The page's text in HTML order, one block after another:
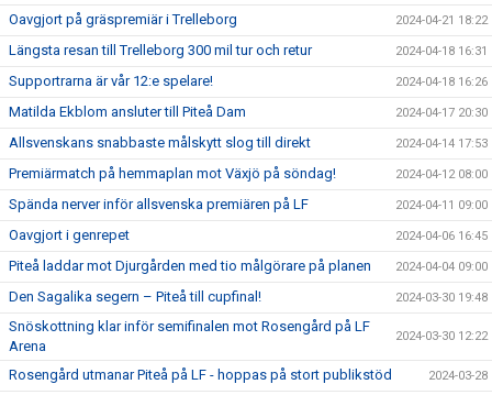
Oavgjort på gräspremiär i Trelleborg 2024-04-21 18:22
Längsta resan till Trelleborg 300 mil tur och retur 2024-04-18 16:31
Supportrarna är vår 12:e spelare! 2024-04-18 16:26
Matilda Ekblom ansluter till Piteå Dam 2024-04-17 20:30
Allsvenskans snabbaste målskytt slog till direkt 2024-04-14 17:53
Premiärmatch på hemmaplan mot Växjö på söndag! 2024-04-12 08:00
Spända nerver inför allsvenska premiären på LF 2024-04-11 09:00
Oavgjort i genrepet 2024-04-06 16:45
Piteå laddar mot Djurgården med tio målgörare på planen 2024-04-04 09:00
Den Sagalika segern – Piteå till cupfinal! 2024-03-30 19:48
Snöskottning klar inför semifinalen mot Rosengård på LF
Arena
2024-03-30 12:22
Rosengård utmanar Piteå på LF - hoppas på stort publikstöd 2024-03-28